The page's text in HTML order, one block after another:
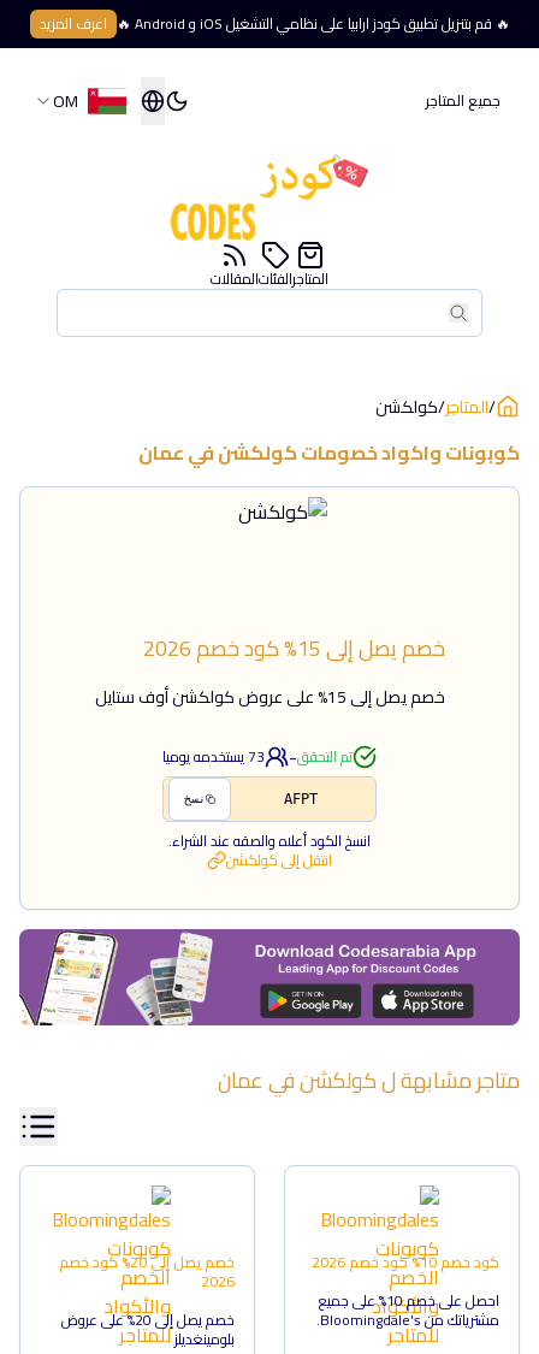
🔥 قم بتنزيل تطبيق كودز ارابيا على نظامي التشغيل iOS و Android 🔥 اعرف المزيد
جميع المتاجر OM
بحث
بحث
المتاجرالفئاتالمقالات
/المتاجر/كولكشن
كوبونات واكواد خصوماتكولكشنفيعمان
خصم يصل إلى 15% كود خصم2026
خصم يصل إلى 15% على عروض كولكشن أوف ستايل
تم التحقق-
73يستخدمه يوميا
AFPT نسخ
انسخ الكود أعلاه والصقه عند الشراء.
انتقل إلىكولكشن
متاجر مشابهة لكولكشنفيعمان
كود خصم 10% كود خصم2026
احصل على خصم 10% على جميع
مشترياتك من Bloomingdale's.
خصم يصل إلى 20% كود خصم
2026
خصم يصل إلى 20% على عروض
بلومينغديلز